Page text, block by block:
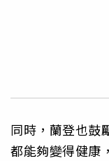
同時，蘭登也鼓
都能夠變得健康